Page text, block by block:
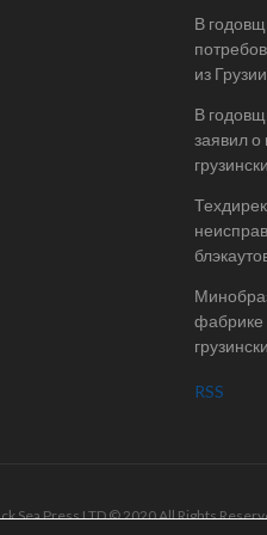
В
из Грузии
В
заявил
фабрике
RSS
Sea Press LTD © 2020 All Rights